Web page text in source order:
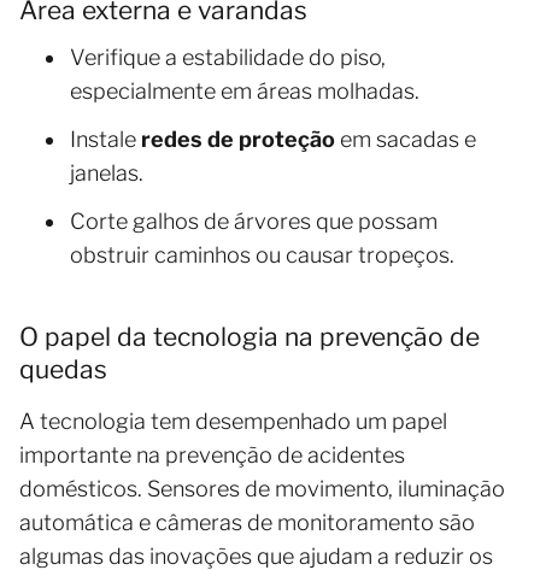
Área externa e varandas
Verifique a estabilidade do piso,
especialmente em áreas molhadas.
Instale redes de proteção em sacadas e
janelas.
Corte galhos de árvores que possam
obstruir caminhos ou causar tropeços.
O papel da tecnologia na prevenção de
quedas
A tecnologia tem desempenhado um papel
importante na prevenção de acidentes
domésticos. Sensores de movimento, iluminação
automática e câmeras de monitoramento são
algumas das inovações que ajudam a reduzir os